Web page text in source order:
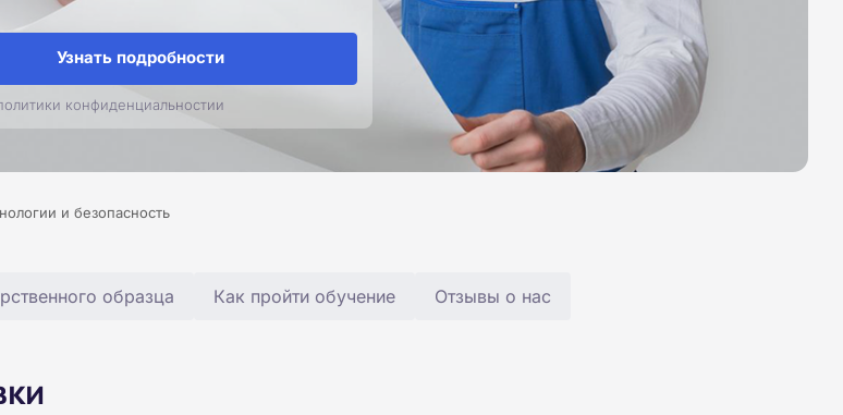
Узнать подробности
конфиденциальностии
и безопасность
образца Как пройти обучение Отзывы о нас